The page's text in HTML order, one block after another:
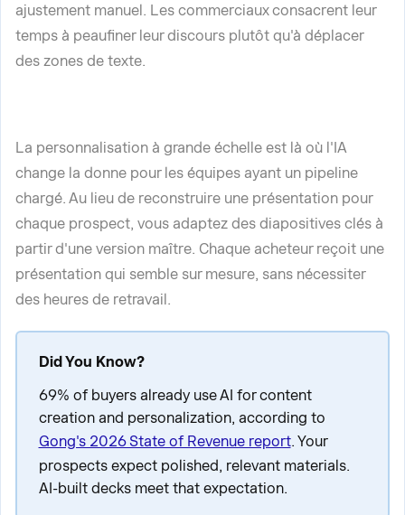
ajustement manuel. Les commerciaux consacrent leur
temps à peaufiner leur discours plutôt qu'à déplacer
des zones de texte.
La personnalisation à grande échelle est là où l'IA
change la donne pour les équipes ayant un pipeline
chargé. Au lieu de reconstruire une présentation pour
chaque prospect, vous adaptez des diapositives clés à
partir d'une version maître. Chaque acheteur reçoit une
présentation qui semble sur mesure, sans nécessiter
des heures de retravail.
Did You Know?
69% of buyers already use AI for content
creation and personalization, according to
Gong's 2026 State of Revenue report. Your
prospects expect polished, relevant materials.
AI-built decks meet that expectation.